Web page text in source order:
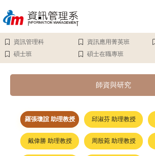
到
要
內
資訊管理科 資訊應用菁英班
碩士班
碩士在職專班
師資與研究
師資與研究
系主任
羅張瓊誼 助理教授 邱淑芬 助理教授
戴偉勝 助理教授 周殷菀 助理教授